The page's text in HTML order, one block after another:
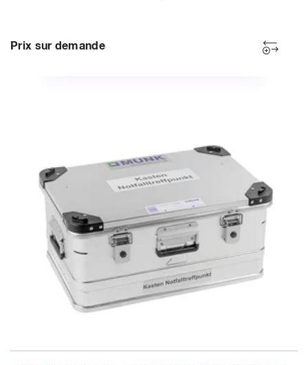
Prix sur demande